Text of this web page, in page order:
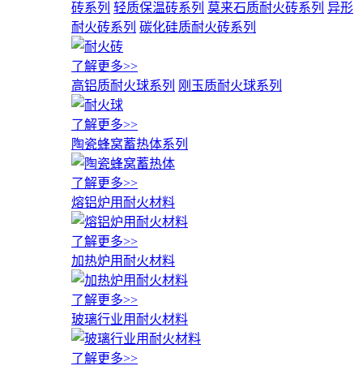
砖系列 轻质保温砖系列 莫来石质耐火砖系列 异形
耐火砖系列 碳化硅质耐火砖系列
了解更多>>
高铝质耐火球系列 刚玉质耐火球系列
了解更多>>
陶瓷蜂窝蓄热体系列
了解更多>>
熔铝炉用耐火材料
了解更多>>
加热炉用耐火材料
了解更多>>
玻璃行业用耐火材料
了解更多>>